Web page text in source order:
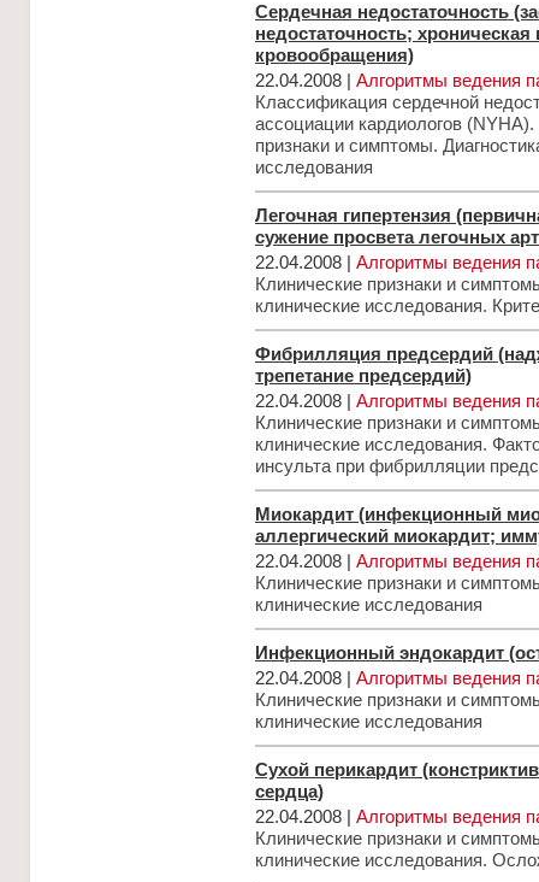
Сердечная недостаточность
недостаточность; хроническая
кровообращения)
22.04.2008 | Алгоритмы ведения
Классификация сердечной
ассоциации кардиологов
признаки и симптомы.
исследования
Легочная гипертензия
сужение просвета легочных
22.04.2008 | Алгоритмы ведения
Клинические признаки и
клинические исследования.
Фибрилляция предсердий
трепетание предсердий)
22.04.2008 | Алгоритмы ведения
Клинические признаки и
клинические исследования.
инсульта при фибрилляции
Миокардит (инфекционный
аллергический миокардит;
22.04.2008 | Алгоритмы ведения
Клинические признаки и
клинические исследования
Инфекционный эндокардит
22.04.2008 | Алгоритмы ведения
Клинические признаки и
клинические исследования
Сухой перикардит
сердца)
22.04.2008 | Алгоритмы ведения
Клинические признаки и
клинические исследования.